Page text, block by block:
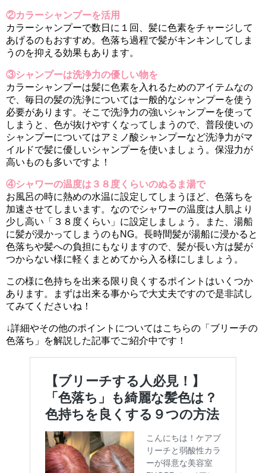
②カラーシャンプーを活用
カラーシャンプーで数日に１回、髪に色素をチャージして
あげるのもおすすめ。色落ち過程で髪がキンキンしてしま
うのを抑える効果もあります。
③シャンプーは洗浄力の優しい物を
カラーシャンプーは髪に色素を入れるためのアイテムなの
で、毎日の髪の洗浄については一般的なシャンプーを使う
必要があります。そこで洗浄力の強いシャンプーを使って
しまうと、色が抜けやすくなってしまうので、普段使いの
シャンプーについてはアミノ酸シャンプーなど洗浄力がマ
イルドで髪に優しいシャンプーを使いましょう。保湿力が
高いものも多いですよ！
④シャワーの温度は３８度くらいのぬるま湯で
お風呂の時に熱めの水温に設定してしまうほど、色落ちを
加速させてしまいます。なのでシャワーの温度は人肌より
少し高い「３８度くらい」に設定しましょう。また、湯船
に髪が浸かってしまうのもNG。長時間髪が湯船に浸かると
色落ちや髪への負担にもなりますので、髪が長い方は髪が
つからない様に軽くまとめてから入る様にしましょう。
この様に色持ちを出来る限り良くするポイントはいくつか
あります。まずは出来る事からで大丈夫ですので是非試し
てみてくださいね！
↓詳細やその他のポイントについてはこちらの「ブリーチの
色落ち」を解説した記事でご紹介中です！